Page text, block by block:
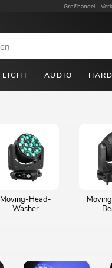
Großhandel -
LICHT AUDIO
Moving-Head-
Washer